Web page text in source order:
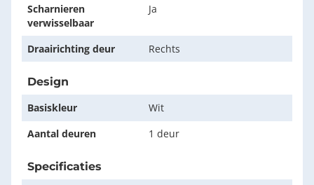
Scharnieren
verwisselbaar
Ja
Draairichting deur Rechts
Design
Basiskleur
Wit
Aantal deuren
1 deur
Specificaties